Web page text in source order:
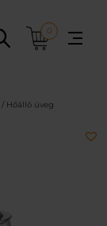
0
/ Hőálló üveg